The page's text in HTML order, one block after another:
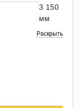
3 150
мм
Раскрыть